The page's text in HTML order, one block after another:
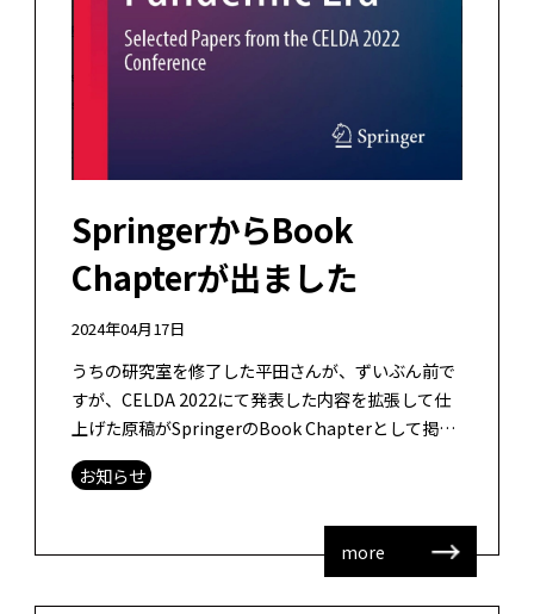
SpringerからBook
Chapterが出ました
2024年04月17日
うちの研究室を修了した平田さんが、ずいぶん前で
すが、CELDA 2022にて発表した内容を拡張して仕
上げた原稿がSpringerのBook Chapterとして掲載
されました！！CELDAにてFull Paperで採択さ […]
お知らせ
more